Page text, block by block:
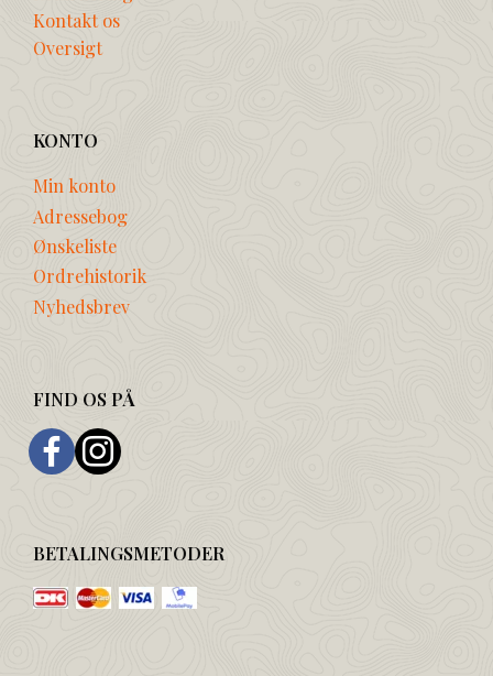
Kontakt os
Oversigt
KONTO
Min konto
Adressebog
Ønskeliste
Ordrehistorik
Nyhedsbrev
FIND OS PÅ
BETALINGSMETODER